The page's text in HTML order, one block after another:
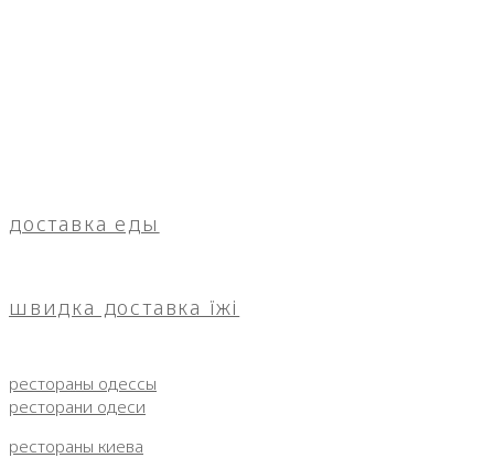
доставка еды
швидка доставка їжі
рестораны одессы
ресторани одеси
рестораны киева